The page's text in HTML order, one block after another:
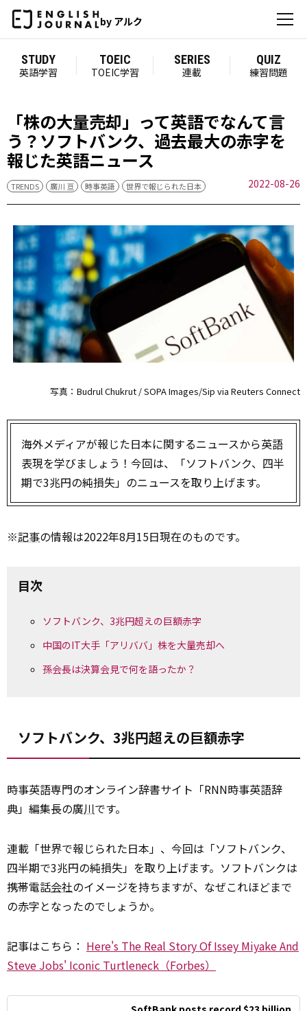
by アルク
STUDY
英語学習
TOEIC
TOEIC学習
SERIES
連載
QUIZ
練習問題
「株の大量売却」って英語でなんて言
う？ソフトバンク、過去最大の赤字を
報じた英語ニュース
TRENDS 廣川 亘 時事英語 世界で報じられた日本 2022-08-26
写真：Budrul Chukrut / SOPA Images/Sip via Reuters Connect
海外メディアが報じた日本に関するニュースから英語
表現を学びましょう！今回は、「ソフトバンク、四半
期で3兆円の純損失」のニュースを取り上げます。
※記事の情報は2022年8月15日現在のものです。
目次
ソフトバンク、3兆円超えの巨額赤字
中国のIT大手「アリババ」株を大量売却へ
孫会長は決算会見で何を語ったか？
ソフトバンク、3兆円超えの巨額赤字
時事英語専門のオンライン辞書サイト「RNN時事英語辞
典」編集長の廣川です。
連載「世界で報じられた日本」、今回は「ソフトバンク、
四半期で3兆円の純損失」を取り上げます。ソフトバンクは
携帯電話会社のイメージを持ちますが、なぜこれほどまで
の赤字となったのでしょうか。
記事はこちら： Here's The Real Story Of Issey Miyake And
Steve Jobs' Iconic Turtleneck（Forbes）